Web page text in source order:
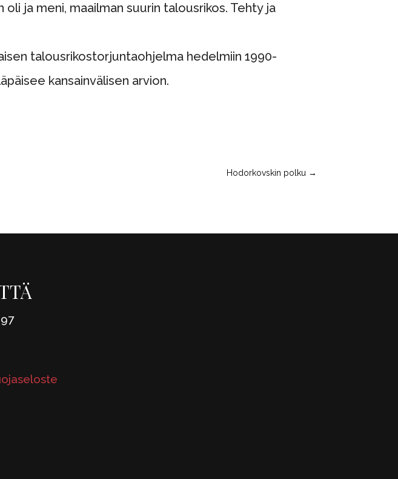
ja meni, maailman suurin talousrikos. Tehty ja
talousrikostorjuntaohjelma hedelmiin 1990-
kansainvälisen arvion.
Hodorkovskin polku →